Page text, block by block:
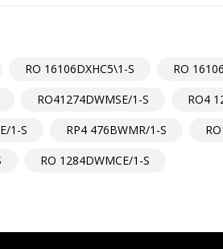
RO 16106DXHC5\1-S RO
RO41274DWMSE/1-S RO4
1-S RP4 476BWMR/1-S
RO 1284DWMCE/1-S